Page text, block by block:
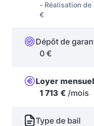
- Réalisation de
€
Dépôt de
0 €
Loyer mensuel
1 713 € /mois
Type de bail